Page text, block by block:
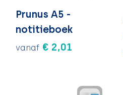
Prunus A5 -
notitieboek
vanaf € 2,01